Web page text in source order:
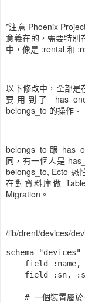
*注意 Phoenix
意義在的，需要特別
中，像是 :rental 和
以下修改中，全部是
要用到了
belongs_to 的操作。
belongs_to 跟
同，有一個人是
belongs_to, Ecto 恐
在對資料庫做
Migration。
/lib/drent/devices/
schema "devices"
field :name,
field :sn,
# 一個裝置屬於